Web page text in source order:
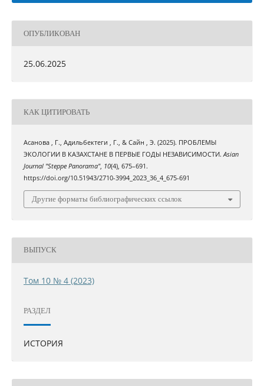
ОПУБЛИКОВАН
25.06.2025
КАК ЦИТИРОВАТЬ
Асанова , Г., Адильбектеги , Г., & Сайн , Э. (2025). ПРОБЛЕМЫ
ЭКОЛОГИИ В КАЗАХСТАНЕ В ПЕРВЫЕ ГОДЫ НЕЗАВИСИМОСТИ.Asian
Journal "Steppe Panorama", 10(4), 675–691.
https://doi.org/10.51943/2710-3994_2023_36_4_675-691
Другие форматы библиографических ссылок
ВЫПУСК
Том 10 № 4 (2023)
РАЗДЕЛ
ИСТОРИЯ